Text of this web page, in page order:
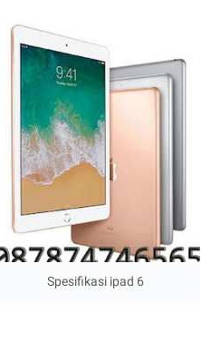
Spesifikasi ipad 6